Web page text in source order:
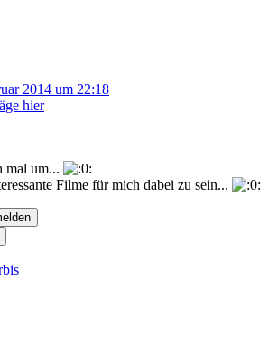
2014 um 22:18
hier
mal um...
Filme für mich dabei zu sein...